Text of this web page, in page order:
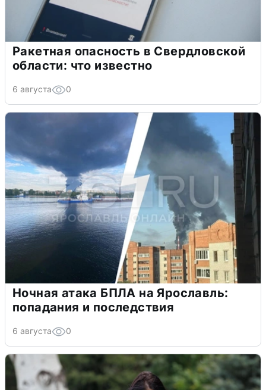
Ракетная опасность в Свердловской
области: что известно
6 августа 0
Ночная атака БПЛА на Ярославль:
попадания и последствия
6 августа 0